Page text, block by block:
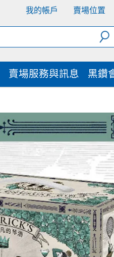
我的帳戶 賣場位置
賣場服務與訊息 黑鑽